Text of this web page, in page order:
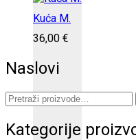
Kuća M.
36,00 €
Naslovi
Pretraži:
Kategorije